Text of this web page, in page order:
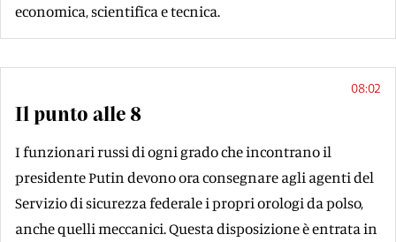
economica, scientifica e tecnica.
08:02
Il punto alle 8
I funzionari russi di ogni grado che incontrano il
presidente Putin devono ora consegnare agli agenti del
Servizio di sicurezza federale i propri orologi da polso,
anche quelli meccanici. Questa disposizione è entrata in